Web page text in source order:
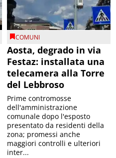
COMUNI
Aosta, degrado in via
Festaz: installata una
telecamera alla Torre
del Lebbroso
Prime contromosse
dell'amministrazione
comunale dopo l'esposto
presentato da residenti della
zona; promessi anche
maggiori controlli e ulteriori
inter...